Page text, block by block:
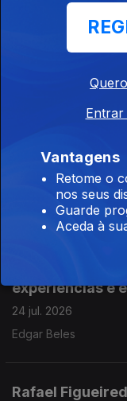
50 anos do
e Parque da
37 Feira
Sara Coelho
24 jul. 2026
experiências e
24 jul. 2026
Edgar Beles
Rafael
Entrar
Vantagens
Retome o
nos seus
Guarde
Aceda à